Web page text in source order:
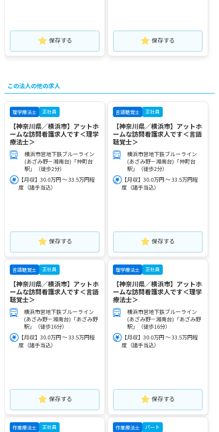
保存する 保存する
この法人の他の求人
理学療法士 正社員
【神奈川県／横浜市】アットホ
ームな訪問看護求人です＜理学
療法士＞
横浜市営地下鉄ブルーライン
(あざみ野－湘南台)「仲町台
駅」（徒歩2分）
【月収】30.0万円 ～ 33.5万円程
度（諸手当込）
保存する
言語聴覚士 正社員
【神奈川県／横浜市】アットホ
ームな訪問看護求人です＜言語
聴覚士＞
横浜市営地下鉄ブルーライン
(あざみ野－湘南台)「仲町台
駅」（徒歩2分）
【月収】30.0万円 ～ 33.5万円程
度（諸手当込）
保存する
言語聴覚士 正社員
【神奈川県／横浜市】アットホ
ームな訪問看護求人です＜言語
聴覚士＞
横浜市営地下鉄ブルーライン
(あざみ野－湘南台)「あざみ野
駅」（徒歩16分）
【月収】30.0万円 ～ 33.5万円程
度（諸手当込）
保存する
理学療法士 正社員
【神奈川県／横浜市】アットホ
ームな訪問看護求人です＜理学
療法士＞
横浜市営地下鉄ブルーライン
(あざみ野－湘南台)「あざみ野
駅」（徒歩16分）
【月収】30.0万円 ～ 33.5万円程
度（諸手当込）
保存する
作業療法士 正社員 作業療法士 パート